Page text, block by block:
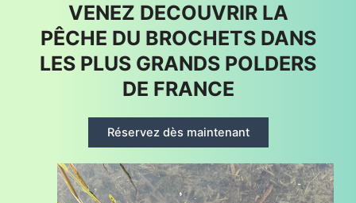
VENEZ DECOUVRIR LA
PÊCHE DU BROCHETS DANS
LES PLUS GRANDS POLDERS
DE FRANCE
Réservez dès maintenant